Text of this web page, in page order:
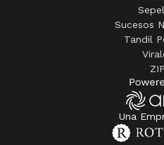
Sucesos
Tandil
Una
2008 - 2025 | El Eco